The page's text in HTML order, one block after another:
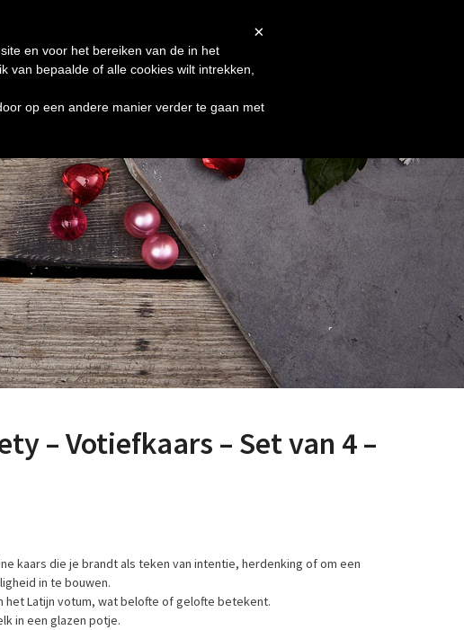
– Votiefkaars – Set van 4 –
kaars die je brandt als teken van intentie, herdenking of om een
in te bouwen.
het Latijn votum, wat belofte of gelofte betekent.
in een glazen potje.
×
en voor het bereiken van de in het
bepaalde of alle cookies wilt intrekken,
op een andere manier verder te gaan met